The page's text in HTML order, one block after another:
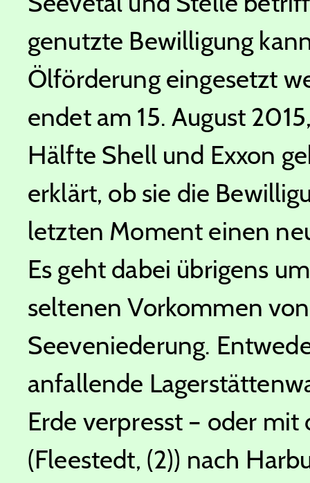
genutzte Bewilligung
Ölförderung eingesetzt
endet am 15. August
Hälfte Shell und Exxon
erklärt, ob sie die
letzten Moment einen
Es geht dabei übrigens
seltenen Vorkommen
Seeveniederung.
anfallende
Erde verpresst – oder mit
(Fleestedt, (2)) nach